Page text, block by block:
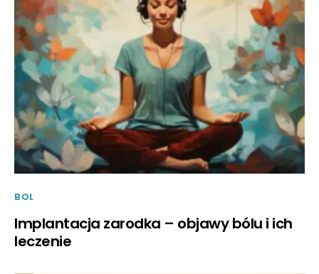
BOL
Implantacja zarodka – objawy bólu i ich
leczenie